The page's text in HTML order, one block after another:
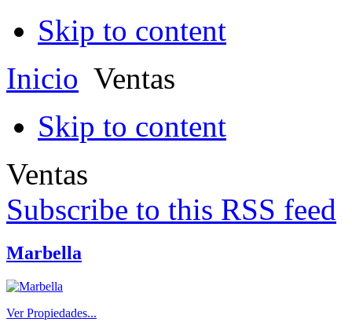
Skip to content
Inicio Ventas
Skip to content
Ventas
Subscribe to this RSS feed
Marbella
Ver Propiedades...